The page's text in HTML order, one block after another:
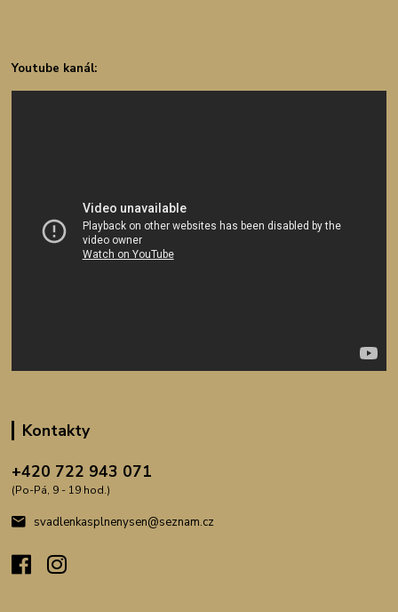
Youtube kanál:
Kontakty
+420 722 943 071
(Po-Pá, 9 - 19 hod.)
svadlenkasplnenysen@seznam.cz